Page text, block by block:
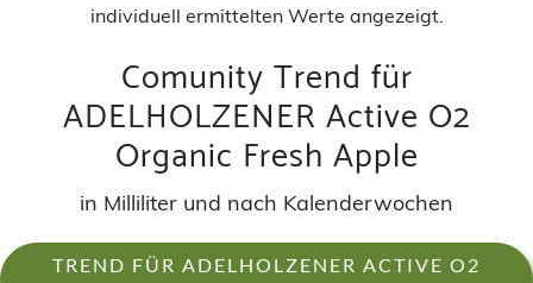
individuell ermittelten Werte angezeigt.
Comunity Trend für
ADELHOLZENER Active O2
Organic Fresh Apple
in Milliliter und nach Kalenderwochen
TREND FÜR ADELHOLZENER ACTIVE O2